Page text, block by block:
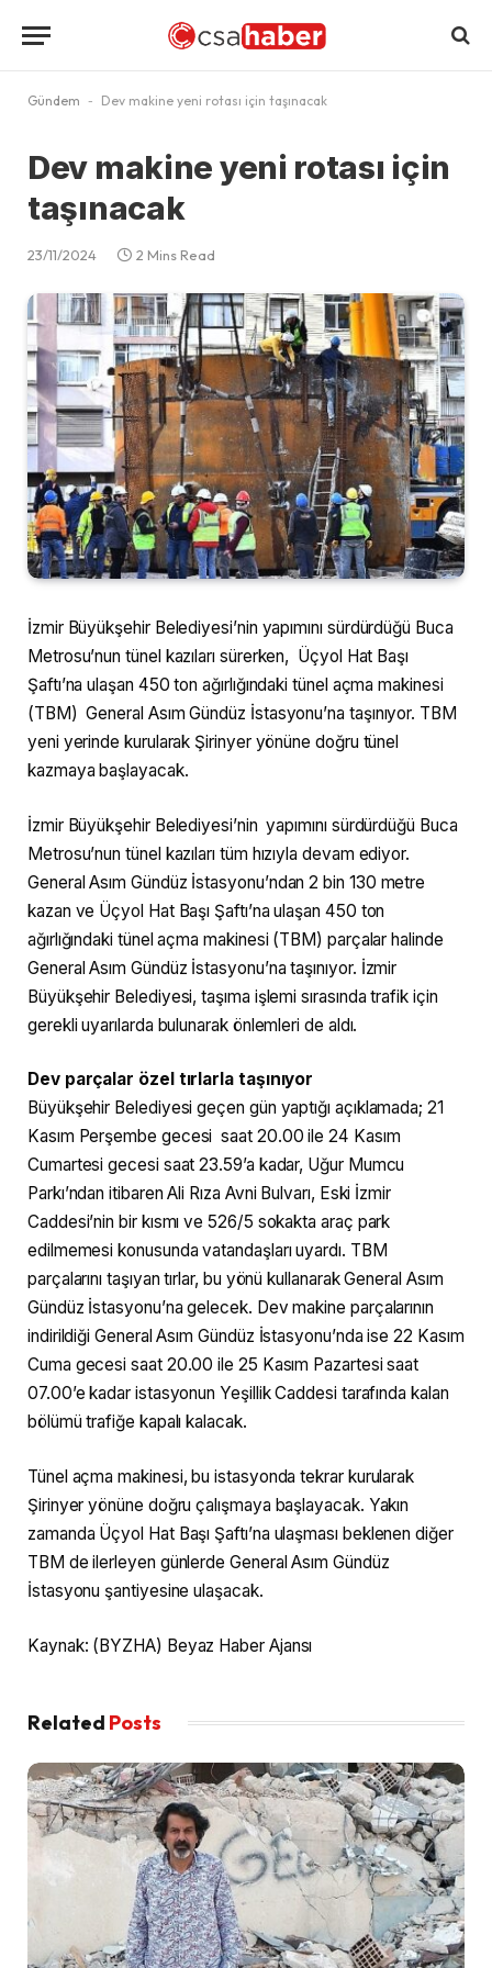
Gündem - Dev makine yeni rotası için taşınacak
Dev makine yeni rotası için
taşınacak
23/11/2024 2 Mins Read
İzmir Büyükşehir Belediyesi’nin yapımını sürdürdüğü Buca
Metrosu’nun tünel kazıları sürerken, Üçyol Hat Başı
Şaftı’na ulaşan 450 ton ağırlığındaki tünel açma makinesi
(TBM) General Asım Gündüz İstasyonu’na taşınıyor. TBM
yeni yerinde kurularak Şirinyer yönüne doğru tünel
kazmaya başlayacak.
İzmir Büyükşehir Belediyesi’nin yapımını sürdürdüğü Buca
Metrosu’nun tünel kazıları tüm hızıyla devam ediyor.
General Asım Gündüz İstasyonu’ndan 2 bin 130 metre
kazan ve Üçyol Hat Başı Şaftı’na ulaşan 450 ton
ağırlığındaki tünel açma makinesi (TBM) parçalar halinde
General Asım Gündüz İstasyonu’na taşınıyor. İzmir
Büyükşehir Belediyesi, taşıma işlemi sırasında trafik için
gerekli uyarılarda bulunarak önlemleri de aldı.
Dev parçalar özel tırlarla taşınıyor
Büyükşehir Belediyesi geçen gün yaptığı açıklamada; 21
Kasım Perşembe gecesi saat 20.00 ile 24 Kasım
Cumartesi gecesi saat 23.59’a kadar, Uğur Mumcu
Parkı’ndan itibaren Ali Rıza Avni Bulvarı, Eski İzmir
Caddesi’nin bir kısmı ve 526/5 sokakta araç park
edilmemesi konusunda vatandaşları uyardı. TBM
parçalarını taşıyan tırlar, bu yönü kullanarak General Asım
Gündüz İstasyonu’na gelecek. Dev makine parçalarının
indirildiği General Asım Gündüz İstasyonu’nda ise 22 Kasım
Cuma gecesi saat 20.00 ile 25 Kasım Pazartesi saat
07.00’e kadar istasyonun Yeşillik Caddesi tarafında kalan
bölümü trafiğe kapalı kalacak.
Tünel açma makinesi, bu istasyonda tekrar kurularak
Şirinyer yönüne doğru çalışmaya başlayacak. Yakın
zamanda Üçyol Hat Başı Şaftı’na ulaşması beklenen diğer
TBM de ilerleyen günlerde General Asım Gündüz
İstasyonu şantiyesine ulaşacak.
Kaynak: (BYZHA) Beyaz Haber Ajansı
Related Posts